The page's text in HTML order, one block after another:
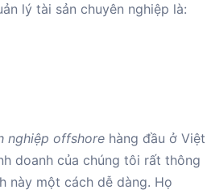
lý tài sản chuyên nghiệp là:
nghiệp offshore hàng đầu ở Việt
doanh của chúng tôi rất thông
này một cách dễ dàng. Họ